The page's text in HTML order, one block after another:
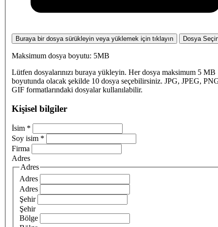
Buraya bir dosya sürükleyin veya yüklemek için tıklayın Dosya
Maksimum dosya boyutu: 5MB
Lütfen dosyalarınızı buraya yükleyin. Her dosya maksimum 5 MB
boyutunda olacak şekilde 10 dosya seçebilirsiniz. JPG, JPEG,
GIF formatlarındaki dosyalar kullanılabilir.
Kişisel bilgiler
İsim *
Soy isim *
Firma
Adres
Adres
Adres
Adres
Şehir
Şehir
Bölge